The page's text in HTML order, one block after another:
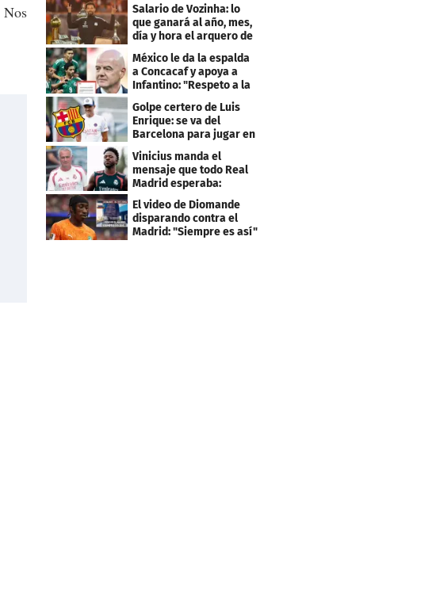
Nos
Salario de Vozinha: lo
que ganará al año, mes,
día y hora el arquero de
Cabo Verde
México le da la espalda
a Concacaf y apoya a
Infantino: "Respeto a la
gobernanza"
Golpe certero de Luis
Enrique: se va del
Barcelona para jugar en
el PSG
Vinicius manda el
mensaje que todo Real
Madrid esperaba:
"Mourinho..."
El video de Diomande
disparando contra el
Madrid: "Siempre es así"